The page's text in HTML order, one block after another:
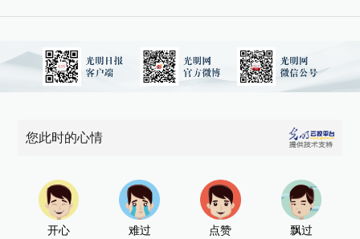
您此时的心情
开心 难过 点赞 飘过